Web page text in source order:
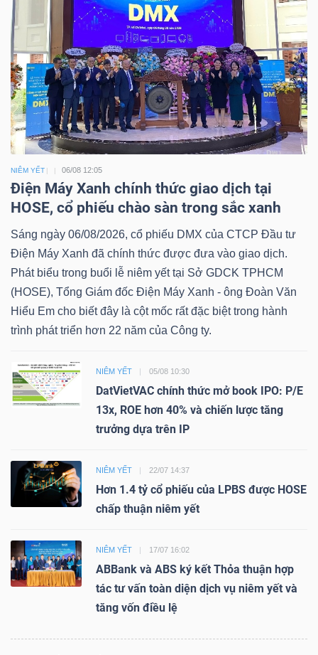
NIÊM YẾT 06/08 12:05
Điện Máy Xanh chính thức giao dịch tại
HOSE, cổ phiếu chào sàn trong sắc xanh
Sáng ngày 06/08/2026, cổ phiếu DMX của CTCP Đầu tư
Điện Máy Xanh đã chính thức được đưa vào giao dịch.
Phát biểu trong buổi lễ niêm yết tại Sở GDCK TPHCM
(HOSE), Tổng Giám đốc Điện Máy Xanh - ông Đoàn Văn
Hiểu Em cho biết đây là cột mốc rất đặc biệt trong hành
trình phát triển hơn 22 năm của Công ty.
NIÊM YẾT 05/08 10:30
DatVietVAC chính thức mở book IPO: P/E
13x, ROE hơn 40% và chiến lược tăng
trưởng dựa trên IP
NIÊM YẾT 22/07 14:37
Hơn 1.4 tỷ cổ phiếu của LPBS được HOSE
chấp thuận niêm yết
NIÊM YẾT 17/07 16:02
ABBank và ABS ký kết Thỏa thuận hợp
tác tư vấn toàn diện dịch vụ niêm yết và
tăng vốn điều lệ